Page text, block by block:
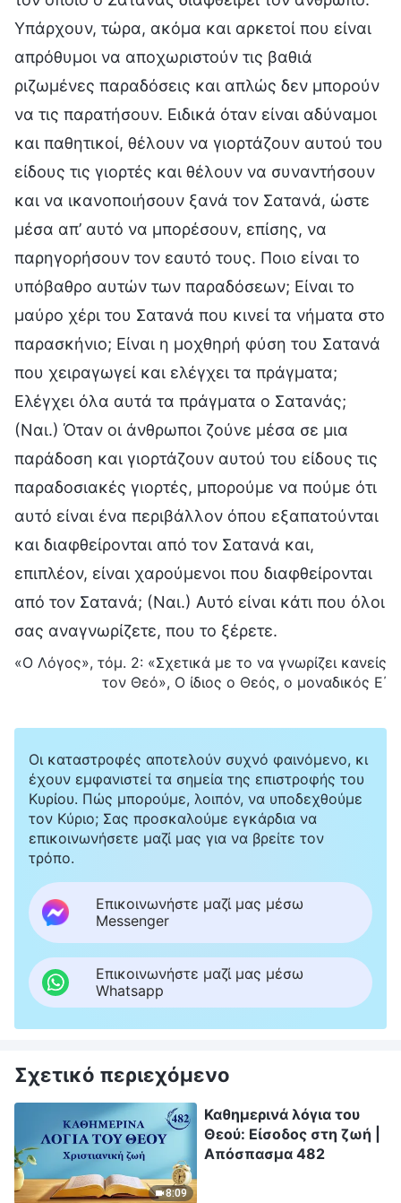
Υπάρχουν, τώρα, ακόμα και αρκετοί που είναι
απρόθυμοι να αποχωριστούν τις βαθιά
ριζωμένες παραδόσεις και απλώς δεν μπορούν
να τις παρατήσουν. Ειδικά όταν είναι αδύναμοι
και παθητικοί, θέλουν να γιορτάζουν αυτού του
είδους τις γιορτές και θέλουν να συναντήσουν
και να ικανοποιήσουν ξανά τον Σατανά, ώστε
μέσα απ’ αυτό να μπορέσουν, επίσης, να
παρηγορήσουν τον εαυτό τους. Ποιο είναι το
υπόβαθρο αυτών των παραδόσεων; Είναι το
μαύρο χέρι του Σατανά που κινεί τα νήματα στο
παρασκήνιο; Είναι η μοχθηρή φύση του Σατανά
που χειραγωγεί και ελέγχει τα πράγματα;
Ελέγχει όλα αυτά τα πράγματα ο Σατανάς;
(Ναι.) Όταν οι άνθρωποι ζούνε μέσα σε μια
παράδοση και γιορτάζουν αυτού του είδους τις
παραδοσιακές γιορτές, μπορούμε να πούμε ότι
αυτό είναι ένα περιβάλλον όπου εξαπατούνται
και διαφθείρονται από τον Σατανά και,
επιπλέον, είναι χαρούμενοι που διαφθείρονται
από τον Σατανά; (Ναι.) Αυτό είναι κάτι που όλοι
σας αναγνωρίζετε, που το ξέρετε.
«Ο Λόγος», τόμ. 2: «Σχετικά με το να γνωρίζει κανείς
τον Θεό», Ο ίδιος ο Θεός, ο μοναδικός Ε΄
Οι καταστροφές αποτελούν συχνό φαινόμενο, κι
έχουν εμφανιστεί τα σημεία της επιστροφής του
Κυρίου. Πώς μπορούμε, λοιπόν, να υποδεχθούμε
τον Κύριο; Σας προσκαλούμε εγκάρδια να
επικοινωνήσετε μαζί μας για να βρείτε τον
τρόπο.
Επικοινωνήστε μαζί μας μέσω
Messenger
Επικοινωνήστε μαζί μας μέσω
Whatsapp
Σχετικό περιεχόμενο
8:09
Καθημερινά λόγια του
Θεού: Είσοδος στη ζωή |
Απόσπασμα 482